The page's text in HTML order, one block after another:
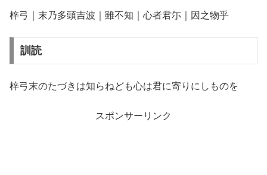
梓弓｜末乃多頭吉波｜雖不知｜心者君尓｜因之物乎
訓読
梓弓末のたづきは知らねども心は君に寄りにしものを
スポンサーリンク